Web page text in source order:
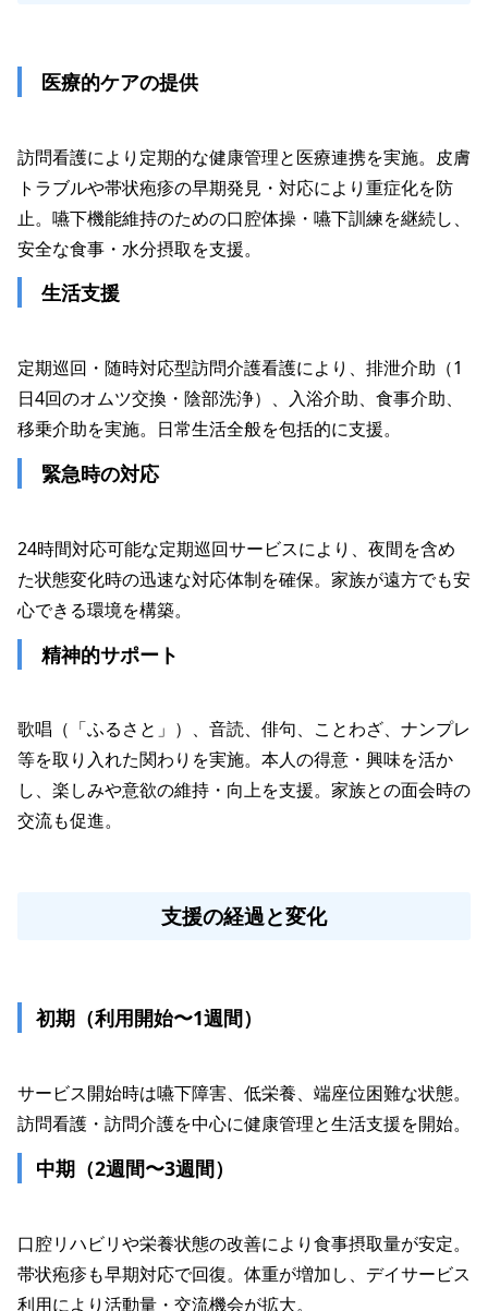
医療的ケアの提供
訪問看護により定期的な健康管理と医療連携を実施。皮膚
トラブルや帯状疱疹の早期発見・対応により重症化を防
止。嚥下機能維持のための口腔体操・嚥下訓練を継続し、
生活支援
定期巡回・随時対応型訪問介護看護により、排泄介助（1
日4回のオムツ交換・陰部洗浄）、入浴介助、食事介助、
緊急時の対応
24時間対応可能な定期巡回サービスにより、夜間を含め
た状態変化時の迅速な対応体制を確保。家族が遠方でも安
精神的サポート
歌唱（「ふるさと」）、音読、俳句、ことわざ、ナンプレ
等を取り入れた関わりを実施。本人の得意・興味を活か
し、楽しみや意欲の維持・向上を支援。家族との面会時の
交流も促進。
支援の経過と変化
初期（利用開始〜1週間）
サービス開始時は嚥下障害、低栄養、端座位困難な状態。
中期（2週間〜3週間）
口腔リハビリや栄養状態の改善により食事摂取量が安定。
帯状疱疹も早期対応で回復。体重が増加し、デイサービス